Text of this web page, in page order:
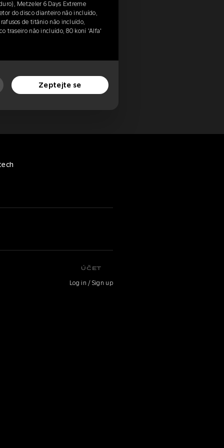
Metzeler 6 Days Extreme
do disco dianteiro não incluído,
de titânio não incluído,
traseiro não incluído, 80 koní 'Alfa'
Zeptejte se
ÚČET
Log in / Sign up